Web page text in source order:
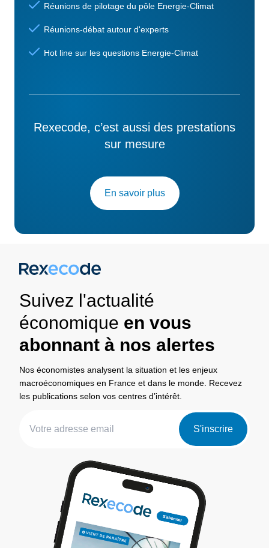
Réunions de pilotage du pôle Energie-Climat
Réunions-débat autour d'experts
Hot line sur les questions Energie-Climat
Rexecode, c’est aussi des prestations
sur mesure
En savoir plus
Suivez l'actualité
économique en vous
abonnant à nos alertes
Nos économistes analysent la situation et les enjeux
macroéconomiques en France et dans le monde. Recevez
les publications selon vos centres d’intérêt.
S'inscrire